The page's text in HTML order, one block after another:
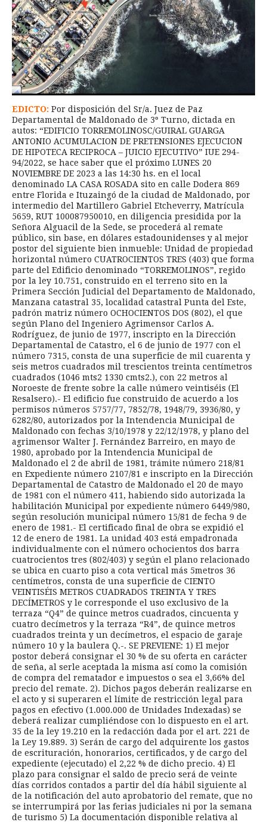
EDICTO: Por disposición del Sr/a. Juez de Paz
Departamental de Maldonado de 3º Turno, dictada en
autos: “EDIFICIO TORREMOLINOSC/GUIRAL GUARGA
ANTONIO ACUMULACION DE PRETENSIONES EJECUCION
DE HIPOTECA RECIPROCA – JUICIO EJECUTIVO” IUE 294-
94/2022, se hace saber que el próximo LUNES 20
NOVIEMBRE DE 2023 a las 14:30 hs. en el local
denominado LA CASA ROSADA sito en calle Dodera 869
entre Florida e Ituzaingó de la ciudad de Maldonado, por
intermedio del Martillero Gabriel Etcheverry, Matrícula
5659, RUT 100087950010, en diligencia presidida por la
Señora Alguacil de la Sede, se procederá al remate
público, sin base, en dólares estadounidenses y al mejor
postor del siguiente bien inmueble: Unidad de propiedad
horizontal número CUATROCIENTOS TRES (403) que forma
parte del Edificio denominado “TORREMOLINOS”, regido
por la ley 10.751, construido en el terreno sito en la
Primera Sección Judicial del Departamento de Maldonado,
Manzana catastral 35, localidad catastral Punta del Este,
padrón matriz número OCHOCIENTOS DOS (802), el que
según Plano del Ingeniero Agrimensor Carlos A.
Rodríguez, de junio de 1977, inscripto en la Dirección
Departamental de Catastro, el 6 de junio de 1977 con el
número 7315, consta de una superficie de mil cuarenta y
seis metros cuadrados mil trescientos treinta centímetros
cuadrados (1046 mts2 1330 cmts2.), con 22 metros al
Noroeste de frente sobre la calle número veintiséis (El
Resalsero).- El edificio fue construido de acuerdo a los
permisos números 5757/77, 7852/78, 1948/79, 3936/80, y
6282/80, autorizados por la Intendencia Municipal de
Maldonado con fechas 3/10/1978 y 22/12/1978, y plano del
agrimensor Walter J. Fernández Barreiro, en mayo de
1980, aprobado por la Intendencia Municipal de
Maldonado el 2 de abril de 1981, trámite número 218/81
en Expediente número 2107/81 e inscripto en la Dirección
Departamental de Catastro de Maldonado el 20 de mayo
de 1981 con el número 411, habiendo sido autorizada la
habilitación Municipal por expediente número 6449/980,
según resolución municipal número 15/81 de fecha 9 de
enero de 1981.- El certificado final de obra se expidió el
12 de enero de 1981. La unidad 403 está empadronada
individualmente con el número ochocientos dos barra
cuatrocientos tres (802/403) y según el plano relacionado
se ubica en cuarto piso a cota vertical más 5metros 36
centímetros, consta de una superficie de CIENTO
VEINTISÉIS METROS CUADRADOS TREINTA Y TRES
DECÍMETROS y le corresponde el uso exclusivo de la
terraza “Q4” de quince metros cuadrados, cincuenta y
cuatro decímetros y la terraza “R4”, de quince metros
cuadrados treinta y un decímetros, el espacio de garaje
número 10 y la baulera Q.-. SE PREVIENE: 1) El mejor
postor deberá consignar el 30 % de su oferta en carácter
de seña, al serle aceptada la misma así como la comisión
de compra del rematador e impuestos o sea el 3,66% del
precio del remate. 2). Dichos pagos deberán realizarse en
el acto y si superaren el límite de restricción legal para
pagos en efectivo (1.000.000 de Unidades Indexadas) se
deberá realizar cumpliéndose con lo dispuesto en el art.
35 de la ley 19.210 en la redacción dada por el art. 221 de
la Ley 19.889. 3) Serán de cargo del adquirente los gastos
de escrituración, honorarios, certificados, y de cargo del
expediente (ejecutado) el 2,22 % de dicho precio. 4) El
plazo para consignar el saldo de precio será de veinte
días corridos contados a partir del día hábil siguiente al
de la notificación del auto aprobatorio del remate, que no
se interrumpirá por las ferias judiciales ni por la semana
de turismo 5) La documentación disponible relativa al